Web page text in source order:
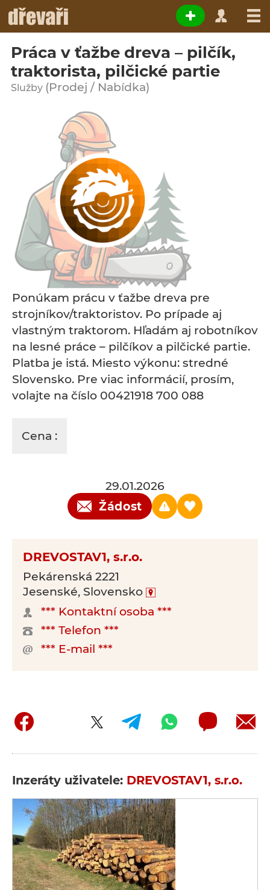
Práca v ťažbe dreva – pilčík,
traktorista, pilčické partie
Služby (Prodej / Nabídka)
Ponúkam prácu v ťažbe dreva pre
strojníkov/traktoristov. Po prípade aj
vlastným traktorom. Hľadám aj robotníkov
na lesné práce – pilčíkov a pilčické partie.
Platba je istá. Miesto výkonu: stredné
Slovensko. Pre viac informácií, prosím,
volajte na číslo 00421918 700 088
Cena :
29.01.2026
Žádost
DREVOSTAV1, s.r.o.
Pekárenská 2221
Jesenské, Slovensko
*** Kontaktní osoba ***
*** Telefon ***
*** E-mail ***
Inzeráty uživatele: DREVOSTAV1, s.r.o.